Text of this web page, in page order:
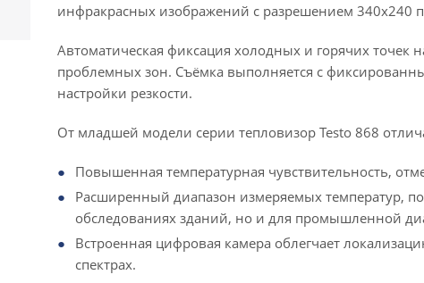
инфракрасных изображений с разрешением 340x240
Автоматическая фиксация холодных и горячих точек
проблемных зон. Съёмка выполняется с
настройки резкости.
От младшей модели серии тепловизор Testo 868
Повышенная температурная чувствительность,
Расширенный диапазон измеряемых температур,
обследованиях зданий, но и для промышленной
Встроенная цифровая камера облегчает
спектрах.